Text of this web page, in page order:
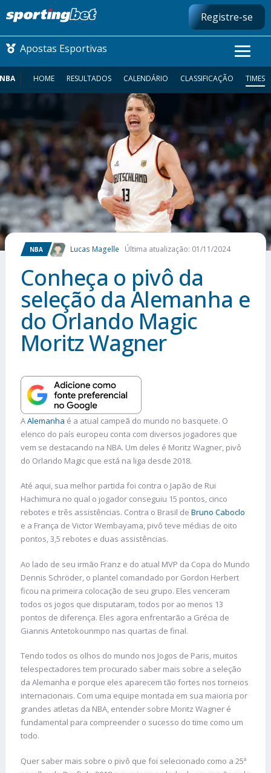
Registre-se
Apostas Esportivas
CONMEBOL LIBERTADORES
FUTEBOL NACIONAL
FUTEBOL INTERNACIONAL
COMO APOSTAR
MAIS ESPORTES
NBA HOME RESULTADOS CALENDÁRIO CLASSIFICAÇÃO TIMES
NBA Lucas Magelle Última atualização: 01/11/2024
Conheça o pivô da
seleção da Alemanha e
do Orlando Magic
Moritz Wagner
AAlemanha é a atual campeã do mundo no basquete. O
elenco do país europeu conta com diversos jogadores que
vem se destacando na NBA. Um deles é Moritz Wagner, pivô
do Orlando Magic que está na liga desde 2018.
Até aqui, sua melhor partida foi contra o Japão de Rui
Hachimura no qual o jogador conseguiu 15 pontos, cinco
rebotes e três assistências. Contra o Brasil de Bruno Caboclo
e a França de Victor Wembayama, pivô teve médias de oito
pontos, 3,5 rebotes e duas assistências.
Ao lado de seu irmão Franz e do atual MVP da Copa do Mundo
Dennis Schröder, o plantel comandado por Gordon Herbert
ficou na primeira colocação de seu grupo. Eles venceram
todos os jogos que disputaram, todos por ao menos 13
pontos de diferença. Eles agora enfrentarão a Grécia de
Giannis Antetokounmpo nas quartas de final.
Tendo todos os olhos do mundo nos Jogos de Paris, muitos
telespectadores tem procurado saber mais sobre a seleção
da Alemanha e porque eles aparecem tão fortes nos torneios
internacionais. Com uma equipe montada em sua maioria por
grandes atletas da NBA, entender sobre Moritz Wagner é
fundamental para compreender o sucesso do time como um
todo.
Quer saber mais sobre o pivô que foi selecionado como a 25ª